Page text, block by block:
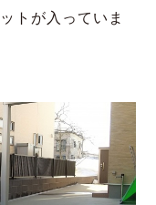
トが入っていま